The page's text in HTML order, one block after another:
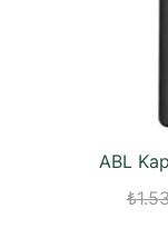
ABL
₺